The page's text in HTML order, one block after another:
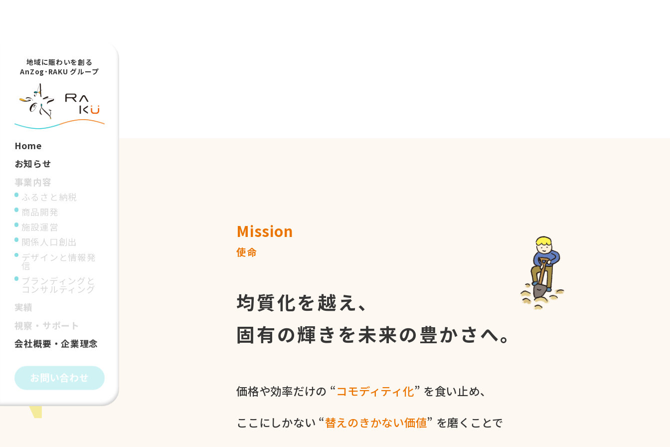
地域に賑わいを創る
AnZog･RAKU グループ
Home
お知らせ
事業内容
ふるさと納税
商品開発
施設運営
関係人口創出
デザインと情報発
信
ブランディングと
コンサルティング
実績
視察・サポート
会社概要・企業理念
お問い合わせ
Mission
使命
均質化を越え、
固有の輝きを未来の豊かさへ。
価格や​効率だけの​ “コモディティ化” を​食い​止め、
ここに​しかない​ “替えの​きかない​価値” を​磨く​ことで